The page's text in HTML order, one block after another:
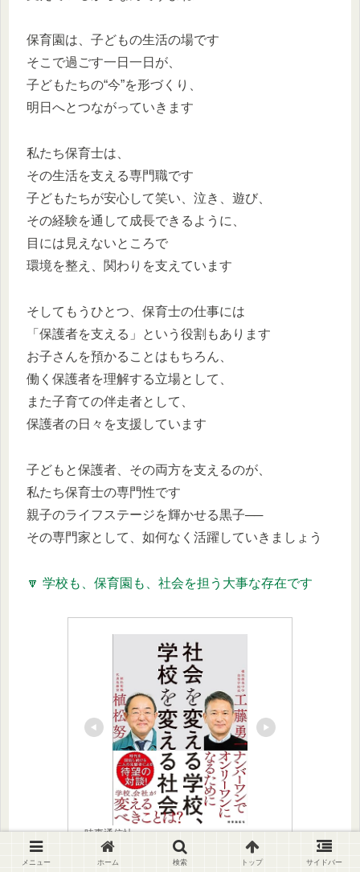
保育園は、子どもの生活の場です
そこで過ごす一日一日が、
子どもたちの“今”を形づくり、
明日へとつながっていきます
私たち保育士は、
その生活を支える専門職です
子どもたちが安心して笑い、泣き、遊び、
その経験を通して成長できるように、
目には見えないところで
環境を整え、関わりを支えています
そしてもうひとつ、保育士の仕事には
「保護者を支える」という役割もあります
お子さんを預かることはもちろん、
働く保護者を理解する立場として、
また子育ての伴走者として、
保護者の日々を支援しています
子どもと保護者、その両方を支えるのが、
私たち保育士の専門性です
親子のライフステージを輝かせる黒子──
その専門家として、如何なく活躍していきましょう
🔽 学校も、保育園も、社会を担う大事な存在です
時事通信社
社会を変える学校、学校を変え
メニュー ホーム 検索 トップ サイドバー